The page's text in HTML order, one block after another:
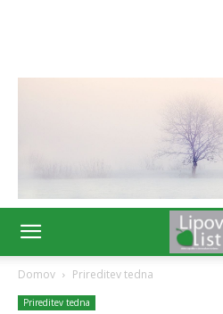
Domov Prireditev tedna
Prireditev tedna